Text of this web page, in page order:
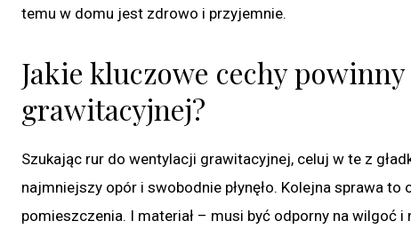
temu w domu jest zdrowo i przyjemnie.
Jakie kluczowe cechy
grawitacyjnej?
Szukając rur do wentylacji grawitacyjnej, celuj w te z
najmniejszy opór i swobodnie płynęło. Kolejna sprawa
pomieszczenia. I materiał – musi być odporny na wilgoć